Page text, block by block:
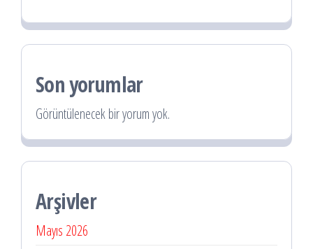
Son yorumlar
Görüntülenecek bir yorum yok.
Arşivler
Mayıs 2026